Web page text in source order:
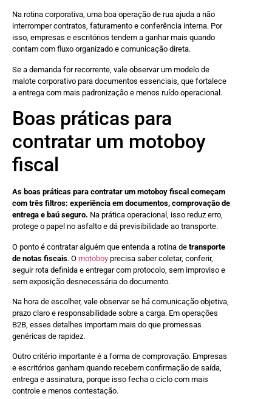
Na rotina corporativa, uma boa operação de rua ajuda a não
interromper contratos, faturamento e conferência interna. Por
isso, empresas e escritórios tendem a ganhar mais quando
contam com fluxo organizado e comunicação direta.
Se a demanda for recorrente, vale observar um modelo de
malote corporativo para documentos essenciais, que fortalece
a entrega com mais padronização e menos ruído operacional.
Boas práticas para
contratar um motoboy
fiscal
As boas práticas para contratar um motoboy fiscal começam
com três filtros: experiência em documentos, comprovação de
entrega e baú seguro. Na prática operacional, isso reduz erro,
protege o papel no asfalto e dá previsibilidade ao transporte.
O ponto é contratar alguém que entenda a rotina de transporte
de notas fiscais. O motoboy precisa saber coletar, conferir,
seguir rota definida e entregar com protocolo, sem improviso e
sem exposição desnecessária do documento.
Na hora de escolher, vale observar se há comunicação objetiva,
prazo claro e responsabilidade sobre a carga. Em operações
B2B, esses detalhes importam mais do que promessas
genéricas de rapidez.
Outro critério importante é a forma de comprovação. Empresas
e escritórios ganham quando recebem confirmação de saída,
entrega e assinatura, porque isso fecha o ciclo com mais
controle e menos contestação.